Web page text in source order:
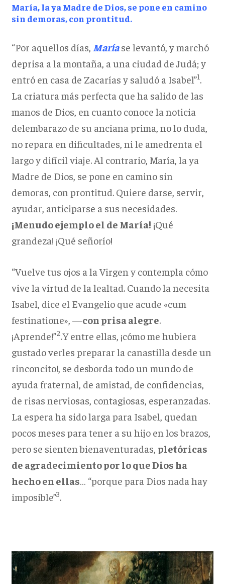
María, la ya Madre de Dios, se pone en camino
sin demoras, con prontitud.
“Por aquellos días, Maríase levantó, y marchó
deprisa a la montaña, a una ciudad de Judá; y
entró en casa de Zacarías y saludó a Isabel”1.
La criatura más perfecta que ha salido de las
manos de Dios, en cuanto conoce la noticia
delembarazo de su anciana prima, no lo duda,
no repara en dificultades, ni le amedrenta el
largo y difícil viaje. Al contrario, María, la ya
Madre de Dios, se pone en camino sin
demoras, con prontitud. Quiere darse, servir,
ayudar, anticiparse a sus necesidades.
¡Menudo ejemplo el de María! ¡Qué
grandeza! ¡Qué señorío!
“Vuelve tus ojos a la Virgen y contempla cómo
vive la virtud de la lealtad. Cuando la necesita
Isabel, dice el Evangelio que acude «cum
festinatione», —con prisa alegre.
¡Aprende!”2.Y entre ellas, ¡cómo me hubiera
gustado verles preparar la canastilla desde un
rinconcito!, se desborda todo un mundo de
ayuda fraternal, de amistad, de confidencias,
de risas nerviosas, contagiosas, esperanzadas.
La espera ha sido larga para Isabel, quedan
pocos meses para tener a su hijo en los brazos,
pero se sienten bienaventuradas, pletóricas
de agradecimiento por lo que Dios ha
hecho en ellas … “porque para Dios nada hay
imposible”3.